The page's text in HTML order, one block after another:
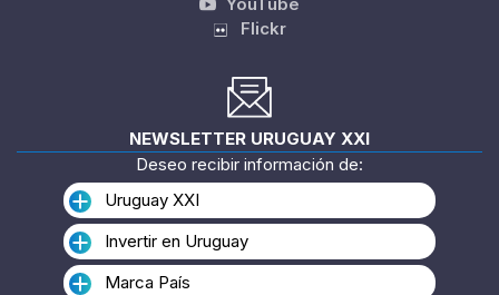
Flickr
NEWSLETTER URUGUAY XXI
Deseo recibir información de:
Uruguay XXI
Invertir en Uruguay
Marca País